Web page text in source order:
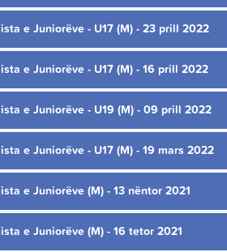
e Juniorëve - U17 (M) - 23 prill 2022
e Juniorëve - U17 (M) - 16 prill 2022
e Juniorëve - U19 (M) - 09 prill 2022
e Juniorëve - U17 (M) - 19 mars 2022
e Juniorëve (M) - 13 nëntor 2021
e Juniorëve (M) - 16 tetor 2021